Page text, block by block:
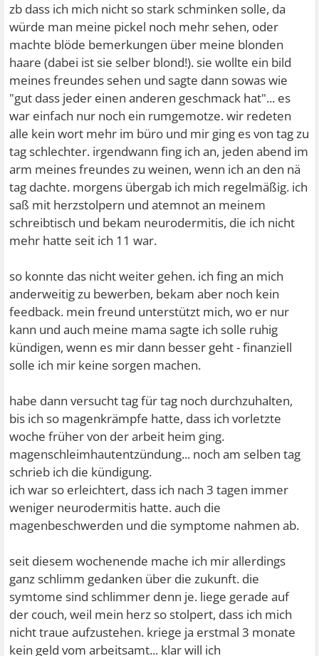
zb dass ich mich nicht so stark schminken solle, da
würde man meine pickel noch mehr sehen, oder
machte blöde bemerkungen über meine blonden
haare (dabei ist sie selber blond!). sie wollte ein bild
meines freundes sehen und sagte dann sowas wie
"gut dass jeder einen anderen geschmack hat"... es
war einfach nur noch ein rumgemotze. wir redeten
alle kein wort mehr im büro und mir ging es von tag zu
tag schlechter. irgendwann fing ich an, jeden abend im
arm meines freundes zu weinen, wenn ich an den nä
tag dachte. morgens übergab ich mich regelmäßig. ich
saß mit herzstolpern und atemnot an meinem
schreibtisch und bekam neurodermitis, die ich nicht
mehr hatte seit ich 11 war.
so konnte das nicht weiter gehen. ich fing an mich
anderweitig zu bewerben, bekam aber noch kein
feedback. mein freund unterstützt mich, wo er nur
kann und auch meine mama sagte ich solle ruhig
kündigen, wenn es mir dann besser geht - finanziell
solle ich mir keine sorgen machen.
habe dann versucht tag für tag noch durchzuhalten,
bis ich so magenkrämpfe hatte, dass ich vorletzte
woche früher von der arbeit heim ging.
magenschleimhautentzündung... noch am selben tag
schrieb ich die kündigung.
ich war so erleichtert, dass ich nach 3 tagen immer
weniger neurodermitis hatte. auch die
magenbeschwerden und die symptome nahmen ab.
seit diesem wochenende mache ich mir allerdings
ganz schlimm gedanken über die zukunft. die
symtome sind schlimmer denn je. liege gerade auf
der couch, weil mein herz so stolpert, dass ich mich
nicht traue aufzustehen. kriege ja erstmal 3 monate
kein geld vom arbeitsamt... klar will ich